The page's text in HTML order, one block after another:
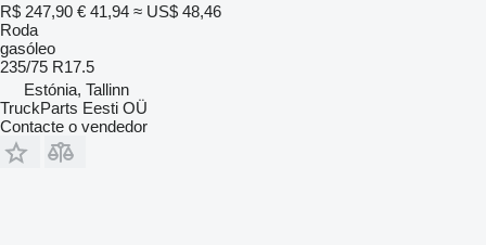
R$ 247,90 € 41,94 ≈ US$ 48,46
Roda
gasóleo
235/75 R17.5
Estónia, Tallinn
TruckParts Eesti OÜ
Contacte o vendedor